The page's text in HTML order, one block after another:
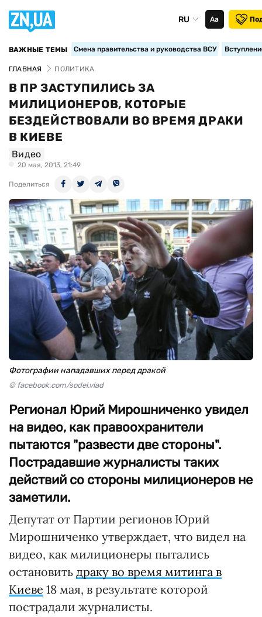
RU Аа
ВАЖНЫЕ ТЕМЫ Смена правительства и руководства ВСУ
ГЛАВНАЯ ПОЛИТИКА
В ПР ЗАСТУПИЛИСЬ ЗА
МИЛИЦИОНЕРОВ, КОТОРЫЕ
БЕЗДЕЙСТВОВАЛИ ВО ВРЕМЯ ДРАКИ
В КИЕВЕ
Видео
20 мая, 2013, 21:49
Поделиться
Фотографии нападавших перед дракой
© facebook.com/sodel.vlad
Регионал Юрий Мирошниченко увидел
на видео, как правоохранители
пытаются "развести две стороны".
Пострадавшие журналисты таких
действий со стороны милиционеров не
заметили.
Депутат от Партии регионов Юрий
Мирошниченко утверждает, что видел на
видео, как милиционеры пытались
остановить драку во время митинга в
Киеве 18 мая, в результате которой
пострадали журналисты.